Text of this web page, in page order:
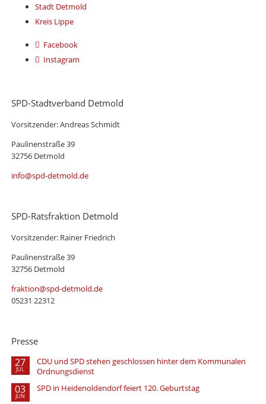
Stadt Detmold
Kreis Lippe
Facebook
Instagram
SPD-Stadtverband Detmold
Vorsitzender: Andreas Schmidt
Paulinenstraße 39
32756 Detmold
info@spd-detmold.de
SPD-Ratsfraktion Detmold
Vorsitzender: Rainer Friedrich
Paulinenstraße 39
32756 Detmold
fraktion@spd-detmold.de
05231 22312
Presse
27
JUL
CDU und SPD stehen geschlossen hinter dem Kommunalen
Ordnungsdienst
03
JUN
SPD in Heidenoldendorf feiert 120. Geburtstag